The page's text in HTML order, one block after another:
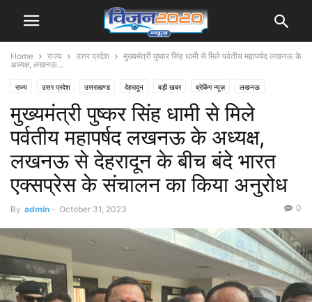
Home राज्य उत्तर प्रदेश
मुख्यमंत्री पुष्कर सिंह धामी से मिले पर्वतीय महापर्षद लखनऊ के
अध्यक्ष, लखनऊ...
राज्य उत्तर प्रदेश उत्तराखण्ड देहरादून बड़ी खबर ब्रेकिंग न्यूज़ लखनऊ
मुख्यमंत्री पुष्कर सिंह धामी से मिले
पर्वतीय महापर्षद लखनऊ के अध्यक्ष,
लखनऊ से देहरादून के बीच बंदे भारत
एक्सप्रेस के संचालन का किया अनुरोध
By admin - October 31, 2023 0